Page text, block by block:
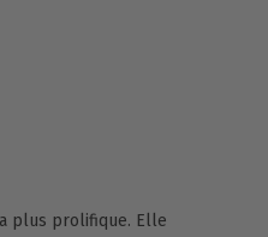
plus prolifique. Elle